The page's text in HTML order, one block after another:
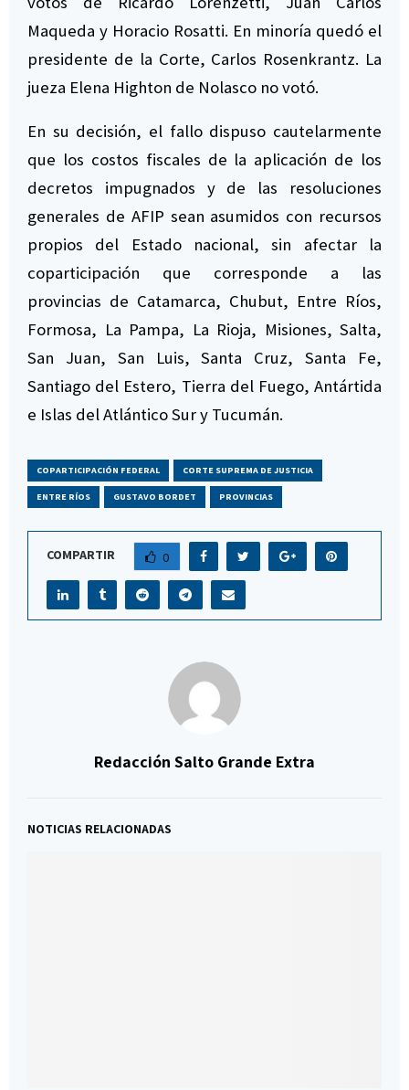
Maqueda y Horacio Rosatti. En minoría quedó el
presidente de la Corte, Carlos Rosenkrantz. La
jueza Elena Highton de Nolasco no votó.
En su decisión, el fallo dispuso cautelarmente
que los costos fiscales de la aplicación de los
decretos impugnados y de las resoluciones
generales de AFIP sean asumidos con recursos
propios del Estado nacional, sin afectar la
coparticipación que corresponde a las
provincias de Catamarca, Chubut, Entre Ríos,
Formosa, La Pampa, La Rioja, Misiones, Salta,
San Juan, San Luis, Santa Cruz, Santa Fe,
Santiago del Estero, Tierra del Fuego, Antártida
e Islas del Atlántico Sur y Tucumán.
COPARTICIPACIÓN FEDERAL CORTE SUPREMA DE JUSTICIA
ENTRE RÍOS GUSTAVO BORDET PROVINCIAS
COMPARTIR 0
Redacción Salto Grande Extra
NOTICIAS RELACIONADAS